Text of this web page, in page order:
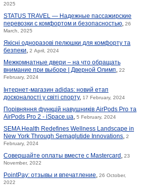
2025
STATUS TRAVEL — Надежные пассажирские
перевозки с комфортом и безопасностью 26
March, 2025
Якісні одноразові пелюшки для комфорту та
безпеки
2 April, 2024
Межкомнатные двери – на что обращать
внимание при выборе | Дверной Олимп
22
February, 2024
Інтернет-магазин adidas: новий етап
досконалості у світі спорту, 17 February, 2024
Порівняння функцій навушників AirPods Pro та
AirPods Pro 2 - iSpace.ua
5 February, 2024
SEMA Health Redefines Wellness Landscape in
New York Through Semaglutide Innovations 2
February, 2024
Совершайте оплаты вместе с Mastercard 23
November, 2022
PointPay: отзывы и впечатление 26 October,
2022